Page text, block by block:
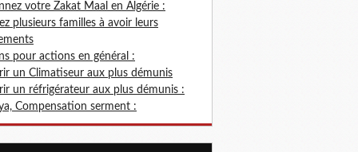
votre Zakat Maal en Algérie :
plusieurs familles à avoir leurs
pour actions en général :
un Climatiseur aux plus démunis
un réfrigérateur aux plus démunis :
Compensation serment :